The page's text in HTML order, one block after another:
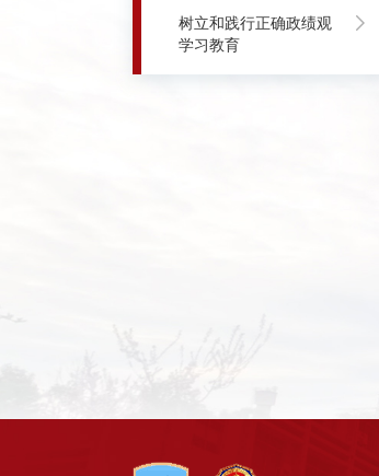
树立和践行正确政绩观
学习教育